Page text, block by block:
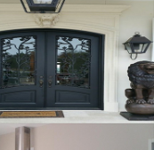
CLOISONS ET FAUX
PLAFOND